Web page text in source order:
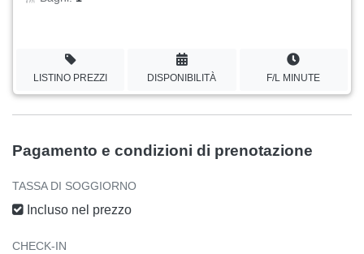
LISTINO PREZZI DISPONIBILITÀ F/L MINUTE
Pagamento e condizioni di prenotazione
TASSA DI SOGGIORNO
Incluso nel prezzo
CHECK-IN